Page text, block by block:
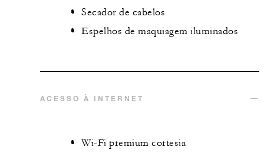
Secador de cabelos
Espelhos de maquiagem iluminados
ACESSO À INTERNET
Wi-Fi premium cortesia